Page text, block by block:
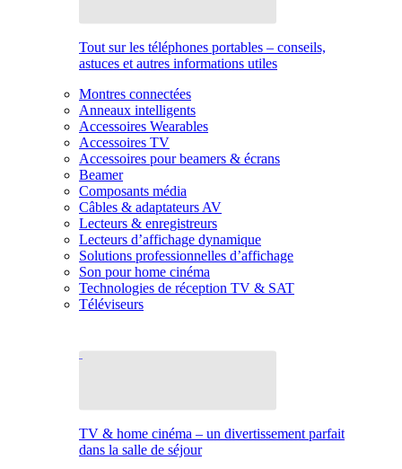
Tout sur les téléphones portables – conseils,
astuces et autres informations utiles
Montres connectées
Anneaux intelligents
Accessoires Wearables
Accessoires TV
Accessoires pour beamers & écrans
Beamer
Composants média
Câbles & adaptateurs AV
Lecteurs & enregistreurs
Lecteurs d’affichage dynamique
Solutions professionnelles d’affichage
Son pour home cinéma
Technologies de réception TV & SAT
Téléviseurs
TV & home cinéma – un divertissement parfait
dans la salle de séjour